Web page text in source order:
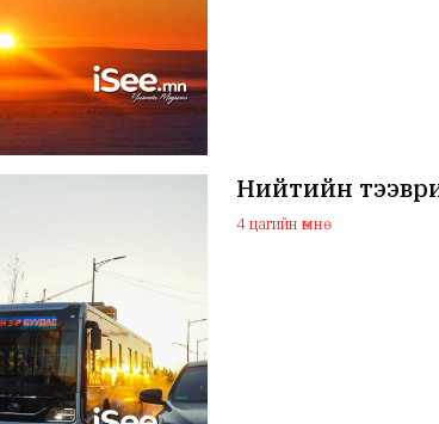
Нийтийн
4 цагийн өмнө